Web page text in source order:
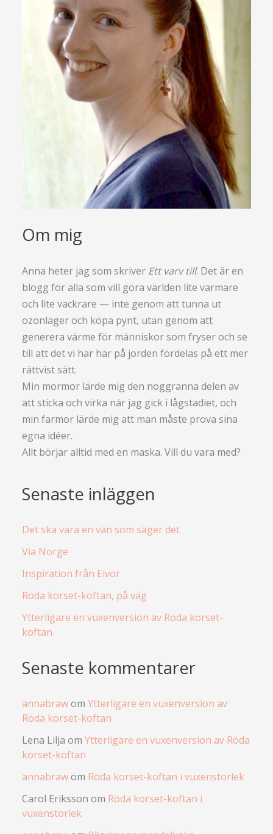
Om mig
Anna heter jag som skriver Ett varv till. Det är en
blogg för alla som vill göra världen lite varmare
och lite vackrare — inte genom att tunna ut
ozonlager och köpa pynt, utan genom att
generera värme för människor som fryser och se
till att det vi har här på jorden fördelas på ett mer
rättvist sätt.
Min mormor lärde mig den noggranna delen av
att sticka och virka när jag gick i lågstadiet, och
min farmor lärde mig att man måste prova sina
egna idéer.
Allt börjar alltid med en maska. Vill du vara med?
Senaste inläggen
Det ska vara en vän som säger det
Via Norge
Inspiration från Eivor
Röda korset-koftan, på väg
Ytterligare en vuxenversion av Röda korset-
koftan
Senaste kommentarer
annabrawom Ytterligare en vuxenversion av
Röda korset-koftan
Lena Lilja om Ytterligare en vuxenversion av Röda
korset-koftan
annabrawom Röda korset-koftan i vuxenstorlek
Carol Eriksson om Röda korset-koftan i
vuxenstorlek